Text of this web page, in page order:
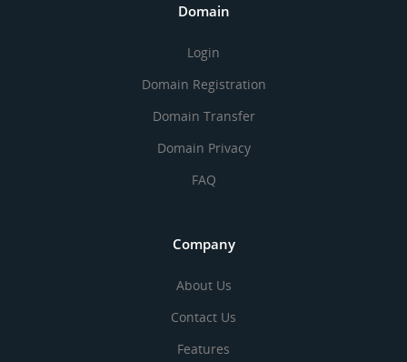
Domain
Login
Domain Registration
Domain Transfer
Domain Privacy
FAQ
Company
About Us
Contact Us
Features